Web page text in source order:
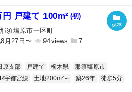
円 戸建て 100m² (初)
須塩原市一区町
月27日〜
94 7
原支部 戸建て 栃木県
那須塩原市
宇都宮線 土地200m²～ 築26年 徒歩5分